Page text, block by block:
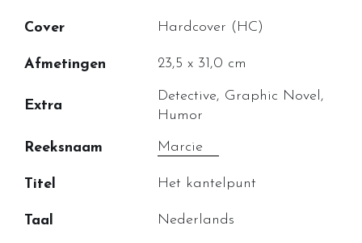
Cover Hardcover (HC)
Afmetingen 23,5 x 31,0 cm
Extra
Detective, Graphic Novel,
Humor
Reeksnaam Marcie
Titel Het kantelpunt
Taal Nederlands